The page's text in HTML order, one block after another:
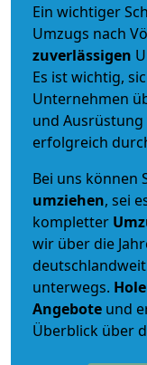
Ein wichtiger
Umzugs nach
zuverlässigen
Es ist wichtig,
Unternehmen
und
erfolgreich
Bei uns können
umziehen, sei
kompletter
wir über die
unterwegs.
Angebote und
Überblick über